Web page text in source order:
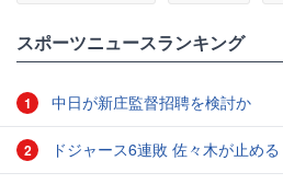
スポーツニュースランキング
1 中日が新庄監督招聘を検討か
2 ドジャース6連敗 佐々木が止める